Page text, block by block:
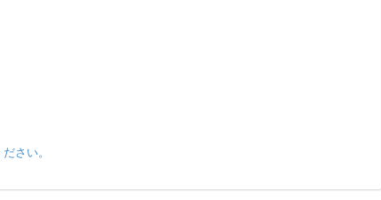
さい。